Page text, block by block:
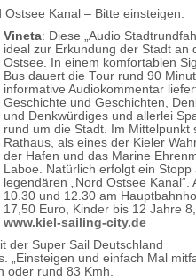
Kanal – Bitte einsteigen.
Vineta: Diese „Audio
ideal zur Erkundung der Stadt an
Ostsee. In einem komfortablen
Bus dauert die Tour rund 90
informative Audiokommentar
Geschichte und Geschichten,
und Denkwürdiges und allerlei
rund um die Stadt. Im Mittelpunkt
Rathaus, als eines der Kieler
der Hafen und das Marine
Laboe. Natürlich erfolgt ein Stopp
legendären „Nord Ostsee Kanal“.
10.30 und 12.30 am
17,50 Euro, Kinder bis 12 Jahre
www.kiel-sailing-city.de
der Super Sail Deutschland
„Einsteigen und einfach Mal
oder rund 83 Kmh.